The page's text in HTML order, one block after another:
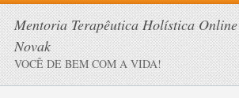
Mentoria Terapêutica Holística Online
Novak
VOCÊ DE BEM COM A VIDA!